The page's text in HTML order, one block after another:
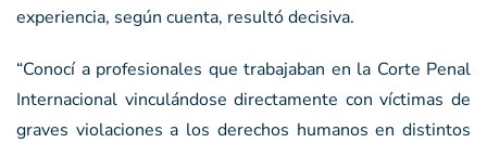
experiencia, según cuenta, resultó decisiva.
“Conocí a profesionales que trabajaban en la Corte Penal
Internacional vinculándose directamente con víctimas de
graves violaciones a los derechos humanos en distintos